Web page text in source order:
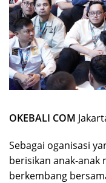
OKEBALI COM
Sebagai oganisasi
berisikan anak-anak
berkembang